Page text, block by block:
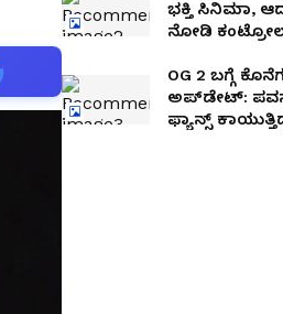
ಭಕ್ತಿ ಸಿನಿಮಾ,
ನೋಡಿ ಕಂಟ್ರೋಲ್
OG 2 ಬಗ್ಗೆ
ಅಪ್‌ಡೇಟ್:
ಫ್ಯಾನ್ಸ್